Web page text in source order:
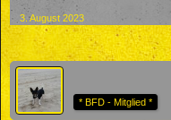
3. August 2023
* BFD - Mitglied *